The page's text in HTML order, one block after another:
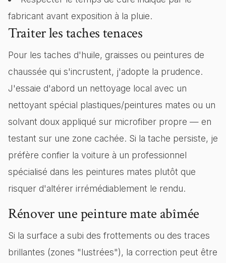
fabricant avant exposition à la pluie.
Traiter les taches tenaces
Pour les taches d'huile, graisses ou peintures de
chaussée qui s'incrustent, j'adopte la prudence.
J'essaie d'abord un nettoyage local avec un
nettoyant spécial plastiques/peintures mates ou un
solvant doux appliqué sur microfiber propre — en
testant sur une zone cachée. Si la tache persiste, je
préfère confier la voiture à un professionnel
spécialisé dans les peintures mates plutôt que
risquer d'altérer irrémédiablement le rendu.
Rénover une peinture mate abîmée
Si la surface a subi des frottements ou des traces
brillantes (zones "lustrées"), la correction peut être